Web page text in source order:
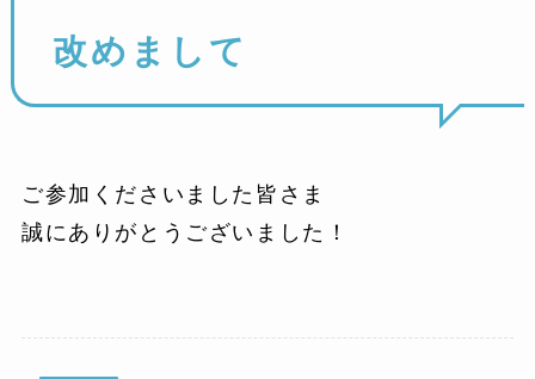
改めまして
ご参加くださいました皆さま
誠にありがとうございました！